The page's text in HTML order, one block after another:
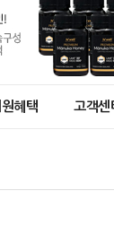
혜택 고객센